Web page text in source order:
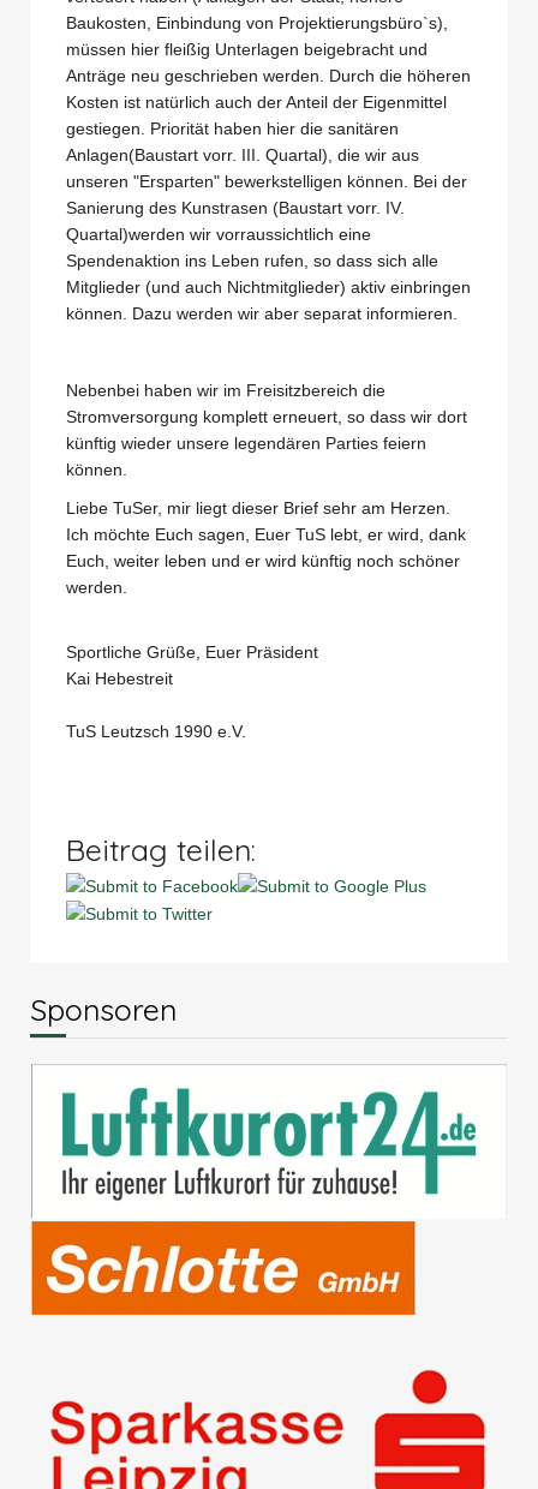
Baukosten, Einbindung von Projektierungsbüro`s),
müssen hier fleißig Unterlagen beigebracht und
Anträge neu geschrieben werden. Durch die höheren
Kosten ist natürlich auch der Anteil der Eigenmittel
gestiegen. Priorität haben hier die sanitären
Anlagen(Baustart vorr. III. Quartal), die wir aus
unseren "Ersparten" bewerkstelligen können. Bei der
Sanierung des Kunstrasen (Baustart vorr. IV.
Quartal)werden wir vorraussichtlich eine
Spendenaktion ins Leben rufen, so dass sich alle
Mitglieder (und auch Nichtmitglieder) aktiv einbringen
können. Dazu werden wir aber separat informieren.
Nebenbei haben wir im Freisitzbereich die
Stromversorgung komplett erneuert, so dass wir dort
künftig wieder unsere legendären Parties feiern
können.
Liebe TuSer, mir liegt dieser Brief sehr am Herzen.
Ich möchte Euch sagen, Euer TuS lebt, er wird, dank
Euch, weiter leben und er wird künftig noch schöner
werden.
Sportliche Grüße, Euer Präsident
Kai Hebestreit
TuS Leutzsch 1990 e.V.
Beitrag teilen:
Sponsoren